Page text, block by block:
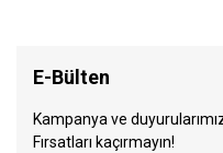
E-Bülten
Kampanya ve
Fırsatları kaçırmayın!